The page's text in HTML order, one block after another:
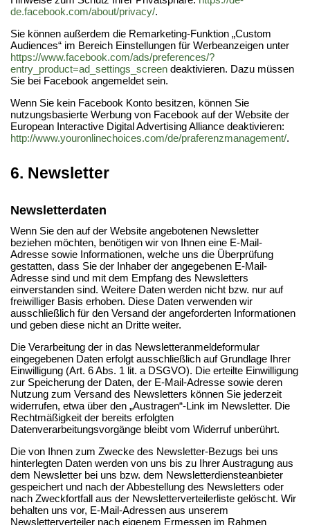
de.facebook.com/about/privacy/.
Sie können außerdem die Remarketing-Funktion „Custom
Audiences“ im Bereich Einstellungen für Werbeanzeigen unter
https://www.facebook.com/ads/preferences/?
entry_product=ad_settings_screen deaktivieren. Dazu müssen
Sie bei Facebook angemeldet sein.
Wenn Sie kein Facebook Konto besitzen, können Sie
nutzungsbasierte Werbung von Facebook auf der Website der
European Interactive Digital Advertising Alliance deaktivieren:
http://www.youronlinechoices.com/de/praferenzmanagement/.
6. Newsletter
Newsletter­daten
Wenn Sie den auf der Website angebotenen Newsletter
beziehen möchten, benötigen wir von Ihnen eine E-Mail-
Adresse sowie Informationen, welche uns die Überprüfung
gestatten, dass Sie der Inhaber der angegebenen E-Mail-
Adresse sind und mit dem Empfang des Newsletters
einverstanden sind. Weitere Daten werden nicht bzw. nur auf
freiwilliger Basis erhoben. Diese Daten verwenden wir
ausschließlich für den Versand der angeforderten Informationen
und geben diese nicht an Dritte weiter.
Die Verarbeitung der in das Newsletteranmeldeformular
eingegebenen Daten erfolgt ausschließlich auf Grundlage Ihrer
Einwilligung (Art. 6 Abs. 1 lit. a DSGVO). Die erteilte Einwilligung
zur Speicherung der Daten, der E-Mail-Adresse sowie deren
Nutzung zum Versand des Newsletters können Sie jederzeit
widerrufen, etwa über den „Austragen“-Link im Newsletter. Die
Rechtmäßigkeit der bereits erfolgten
Datenverarbeitungsvorgänge bleibt vom Widerruf unberührt.
Die von Ihnen zum Zwecke des Newsletter-Bezugs bei uns
hinterlegten Daten werden von uns bis zu Ihrer Austragung aus
dem Newsletter bei uns bzw. dem Newsletterdiensteanbieter
gespeichert und nach der Abbestellung des Newsletters oder
nach Zweckfortfall aus der Newsletterverteilerliste gelöscht. Wir
behalten uns vor, E-Mail-Adressen aus unserem
Newsletterverteiler nach eigenem Ermessen im Rahmen